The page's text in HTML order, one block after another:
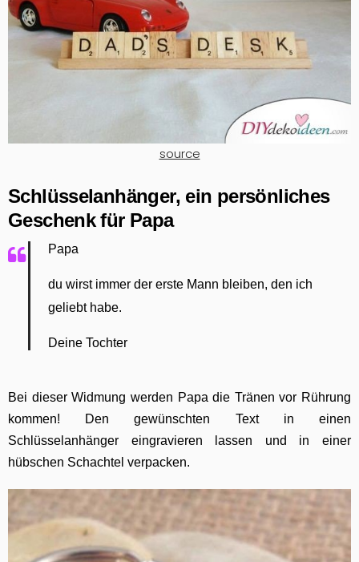
source
Schlüsselanhänger, ein persönliches
Geschenk für Papa
Papa
du wirst immer der erste Mann bleiben, den ich
geliebt habe.
Deine Tochter
Bei dieser Widmung werden Papa die Tränen vor Rührung
kommen! Den gewünschten Text in einen
Schlüsselanhänger eingravieren lassen und in einer
hübschen Schachtel verpacken.